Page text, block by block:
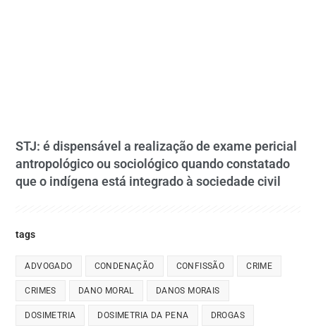
STJ: é dispensável a realização de exame pericial
antropológico ou sociológico quando constatado
que o indígena está integrado à sociedade civil
tags
ADVOGADO CONDENAÇÃO CONFISSÃO CRIME
CRIMES DANO MORAL DANOS MORAIS
DOSIMETRIA DOSIMETRIA DA PENA DROGAS